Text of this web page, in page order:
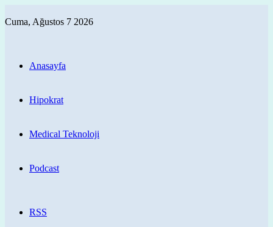
Cuma, Ağustos 7 2026
Anasayfa
Hipokrat
Medical Teknoloji
Podcast
RSS